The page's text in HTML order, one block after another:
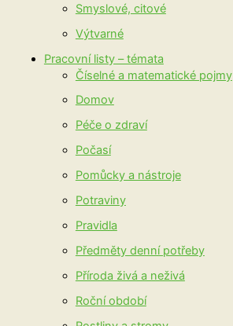
Smyslové, citové
Výtvarné
Pracovní listy – témata
Číselné a matematické pojmy
Domov
Péče o zdraví
Počasí
Pomůcky a nástroje
Potraviny
Pravidla
Předměty denní potřeby
Příroda živá a neživá
Roční období